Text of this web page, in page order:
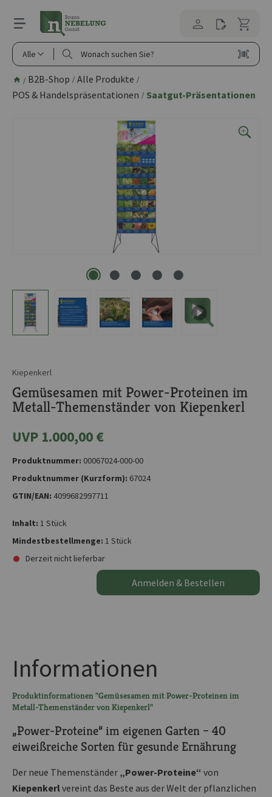
springen
Alle
/ B2B-Shop / Alle Produkte /
POS & Handelspräsentationen / Saatgut-Präsentationen
Kiepenkerl
Gemüsesamen mit Power-Proteinen im
Metall-Themenständer von Kiepenkerl
UVP 1.000,00 €
Produktnummer: 00067024-000-00
Produktnummer (Kurzform): 67024
GTIN/EAN: 4099682997711
Inhalt: 1 Stück
Mindestbestellmenge: 1 Stück
Derzeit nicht lieferbar
Anmelden & Bestellen
Informationen
Produktinformationen "Gemüsesamen mit Power-Proteinen im
Metall-Themenständer von Kiepenkerl"
„Power-Proteine“ im eigenen Garten – 40
eiweißreiche Sorten für gesunde Ernährung
Der neue Themenständer „Power-Proteine“ von
Kiepenkerlvereint das Beste aus der Welt der pflanzlichen